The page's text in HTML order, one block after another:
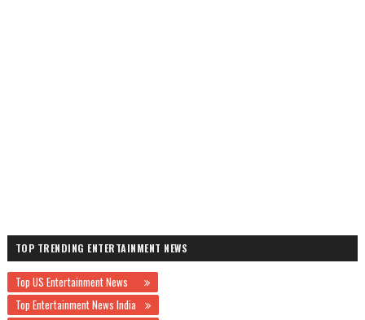
TOP TRENDING ENTERTAINMENT NEWS
Top US Entertainment News
Top Entertainment News India